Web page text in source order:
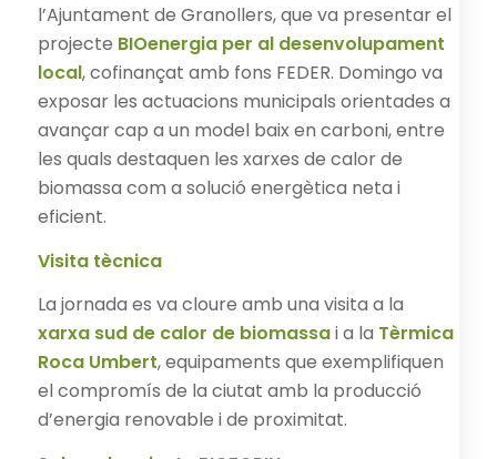
l’Ajuntament de Granollers, que va presentar el
projecte BIOenergia per al desenvolupament
local, cofinançat amb fons FEDER. Domingo va
exposar les actuacions municipals orientades a
avançar cap a un model baix en carboni, entre
les quals destaquen les xarxes de calor de
biomassa com a solució energètica neta i
eficient.
Visita tècnica
La jornada es va cloure amb una visita a la
xarxa sud de calor de biomassai a la Tèrmica
Roca Umbert, equipaments que exemplifiquen
el compromís de la ciutat amb la producció
d’energia renovable i de proximitat.